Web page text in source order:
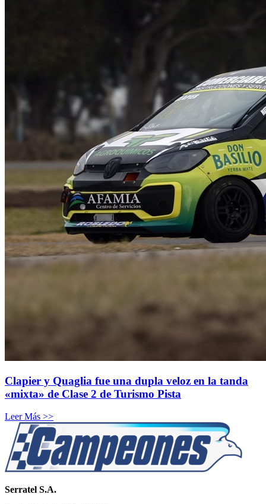
Clapier y Quaglia fue una dupla veloz en la tanda
«mixta» de Clase 2 de Turismo Pista
Leer Más >>
Serratel S.A.